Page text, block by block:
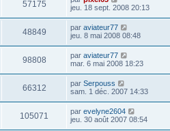
57175
jeu. 18 sept. 2008 20:13
48849 par aviateur77
jeu. 8 mai 2008 08:48
98808 par aviateur77
mar. 6 mai 2008 18:23
66312 par Serpouss
sam. 1 déc. 2007 14:33
105071 par evelyne2604
jeu. 30 août 2007 08:54